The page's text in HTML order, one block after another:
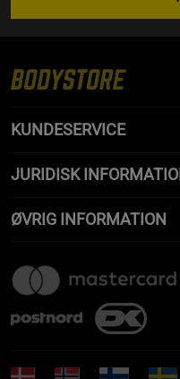
KUNDESERVICE
JURIDISK
ØVRIG INFORMATION